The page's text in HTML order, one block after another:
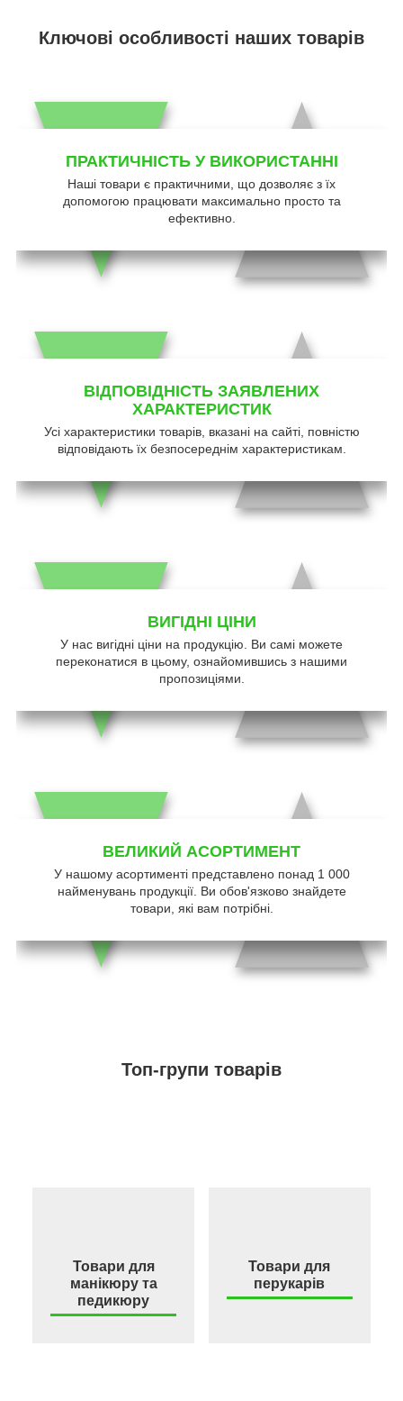
Ключові особливості наших товарів
ПРАКТИЧНІСТЬ У ВИКОРИСТАННІ
Наші товари є практичними, що дозволяє з їх
допомогою працювати максимально просто та
ефективно.
ВІДПОВІДНІСТЬ ЗАЯВЛЕНИХ
ХАРАКТЕРИСТИК
Усі характеристики товарів, вказані на сайті, повністю
відповідають їх безпосереднім характеристикам.
ВИГІДНІ ЦІНИ
У нас вигідні ціни на продукцію. Ви самі можете
переконатися в цьому, ознайомившись з нашими
пропозиціями.
ВЕЛИКИЙ АСОРТИМЕНТ
У нашому асортименті представлено понад 1 000
найменувань продукції. Ви обов'язково знайдете
товари, які вам потрібні.
Топ-групи товарів
Товари для
манікюру та
педикюру
Товари для
перукарів